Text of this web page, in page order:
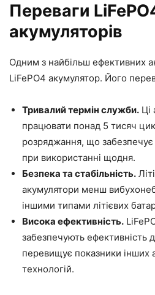
Переваги
акумуляторів
Одним з найбільш ефективних
LiFePO4 акумулятор. Його
Тривалий термін служби. Ці
працювати понад 5 тисяч
розряджання, що забезпечує
при використанні щодня.
Безпека та стабільність.
акумулятори менш
іншими типами літієвих
Висока ефективність.
забезпечують ефективність
перевищує показники інших
технологій.